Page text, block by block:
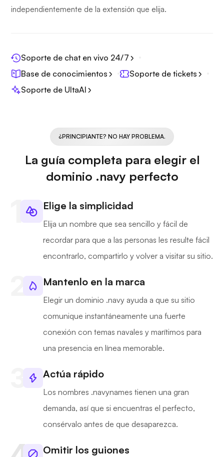
independientemente de la extensión que elija.
Soporte de chat en vivo 24/7
Base de conocimientos
Soporte de tickets
Soporte de UltaAI
¿PRINCIPIANTE? NO HAY PROBLEMA.
La guía completa para elegir el
dominio .navy perfecto
Elige la simplicidad
Elija un nombre que sea sencillo y fácil de
recordar para que a las personas les resulte fácil
encontrarlo, compartirlo y volver a visitar su sitio.
Mantenlo en la marca
Elegir un dominio .navy ayuda a que su sitio
comunique instantáneamente una fuerte
conexión con temas navales y marítimos para
una presencia en línea memorable.
Actúa rápido
Los nombres .navynames tienen una gran
demanda, así que si encuentras el perfecto,
consérvalo antes de que desaparezca.
Omitir los guiones